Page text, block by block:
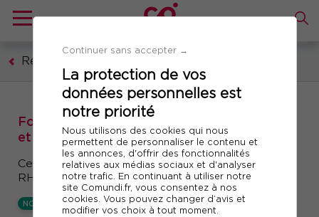
Continuer sans accepter →
La protection de vos
données personnelles est
notre priorité
Nous utilisons des cookies qui nous
permettent de personnaliser le contenu et
les annonces, d'offrir des fonctionnalités
relatives aux médias sociaux et d'analyser
notre trafic. En continuant à utiliser notre
site Comundi.fr, vous consentez à nos
cookies. Vous pouvez changer d’avis et
modifier vos choix à tout moment.
Ressources humaines, formation, droit social
Formation : Nouvelle loi sur les transitions
et reconversions professionnelles
Ce qui change pour les entreprises et les acteurs
RH
NOUVEAUTÉ